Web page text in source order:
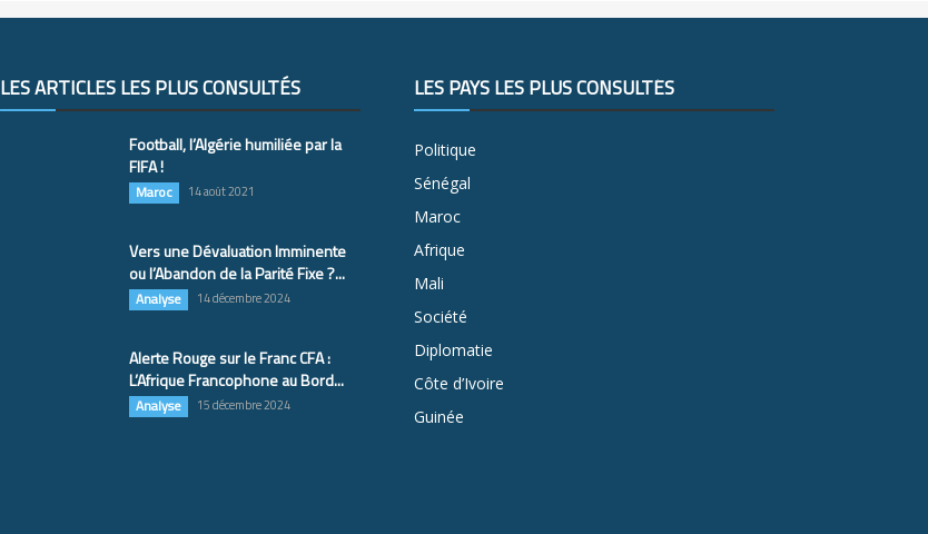
LES ARTICLES LES PLUS CONSULTÉS
Football, l’Algérie humiliée par la
FIFA !
Maroc 14 août 2021
Vers une Dévaluation Imminente
ou l’Abandon de la Parité Fixe ?...
Analyse 14 décembre 2024
Alerte Rouge sur le Franc CFA :
L’Afrique Francophone au Bord...
Analyse 15 décembre 2024
LES PAYS LES PLUS CONSULTÉS
Politique
Sénégal
Maroc
Afrique
Mali
Société
Diplomatie
Côte d’Ivoire
Guinée